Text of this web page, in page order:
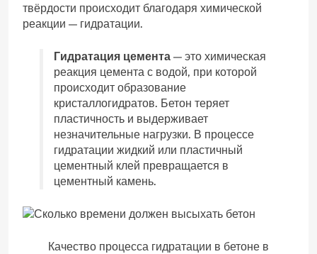
твёрдости происходит благодаря химической
реакции — гидратации.
Гидратация цемента — это химическая
реакция цемента с водой, при которой
происходит образование
кристаллогидратов. Бетон теряет
пластичность и выдерживает
незначительные нагрузки. В процессе
гидратации жидкий или пластичный
цементный клей превращается в
цементный камень.
Качество процесса гидратации в бетоне в